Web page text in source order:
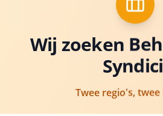
Al
van
Wij
om u
Wij zoeken
Twee regio's, twee